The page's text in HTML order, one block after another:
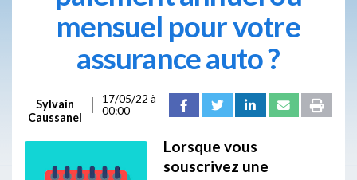
mensuel pour votre
assurance auto ?
Sylvain
Caussanel
17/05/22 à
00:00
Lorsque vous
souscrivez une